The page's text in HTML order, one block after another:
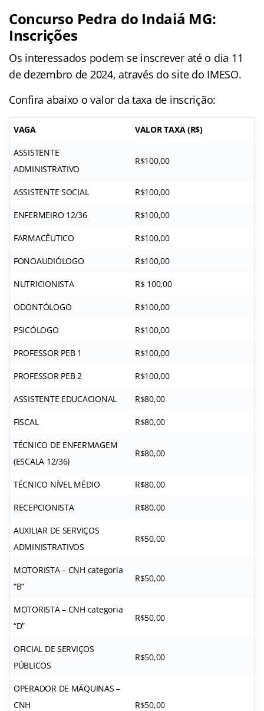
Concurso Pedra do Indaiá MG:
Inscrições
Os interessados podem se inscrever até o dia 11
de dezembro de 2024, através do site do IMESO.
Confira abaixo o valor da taxa de inscrição:
VAGA VALOR TAXA (R$)
ASSISTENTE
ADMINISTRATIVO
R$100,00
ASSISTENTE SOCIAL R$100,00
ENFERMEIRO 12/36 R$100,00
FARMACÊUTICO R$100,00
FONOAUDIÓLOGO R$100,00
NUTRICIONISTA R$ 100,00
ODONTÓLOGO R$100,00
PSICÓLOGO R$100,00
PROFESSOR PEB 1 R$100,00
PROFESSOR PEB 2 R$100,00
ASSISTENTE EDUCACIONAL R$80,00
FISCAL R$80,00
TÉCNICO DE ENFERMAGEM
(ESCALA 12/36)
R$80,00
TÉCNICO NÍVEL MÉDIO R$80,00
RECEPCIONISTA R$80,00
AUXILIAR DE SERVIÇOS
ADMINISTRATIVOS
R$50,00
MOTORISTA – CNH categoria
“B”
R$50,00
MOTORISTA – CNH categoria
“D”
R$50,00
OFICIAL DE SERVIÇOS
PÚBLICOS
R$50,00
OPERADOR DE MÁQUINAS –
CNH
R$50,00